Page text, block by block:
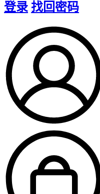
登录 找回密码